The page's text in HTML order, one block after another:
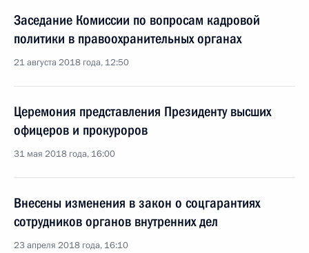
Заседание Комиссии по вопросам кадровой
политики в правоохранительных органах
21 августа 2018 года, 12:50
Церемония представления Президенту высших
офицеров и прокуроров
31 мая 2018 года, 16:00
Внесены изменения в закон о соцгарантиях
сотрудников органов внутренних дел
23 апреля 2018 года, 16:10